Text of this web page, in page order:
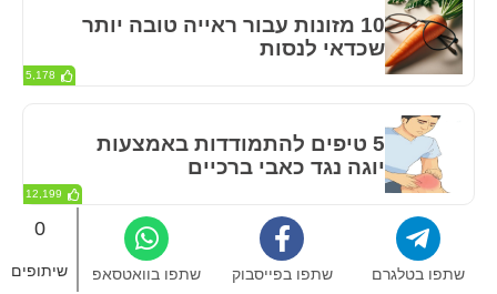
0
שיתופים שתפו בוואטסאפ שתפו בפייסבוק שתפו בטלגרם
10 מזונות עבור ראייה טובה יותר
שכדאי לנסות
5,178
5 טיפים להתמודדות באמצעות
יוגה נגד כאבי ברכיים
12,199
היתרונות הבריאותיים של
הברוקולי – אחרי שתקראו לא